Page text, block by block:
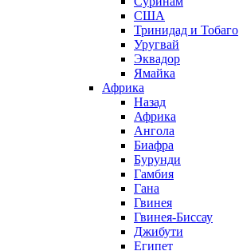
США
Тринидад и Тобаго
Уругвай
Эквадор
Ямайка
Африка
Назад
Африка
Ангола
Биафра
Бурунди
Гамбия
Гана
Гвинея
Гвинея-Биссау
Джибути
Египет